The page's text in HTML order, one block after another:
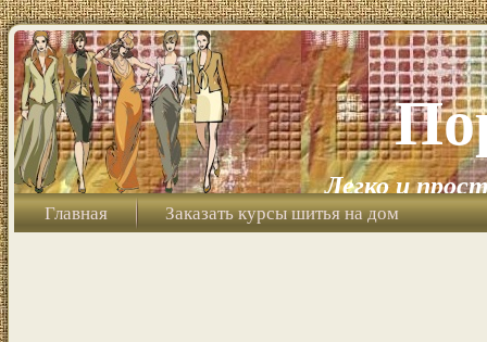
Легко и
Главная Заказать курсы шитья на дом